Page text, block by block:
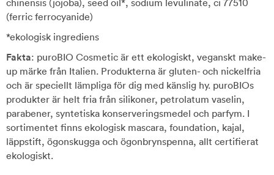
chinensis (jojoba), seed oil*, sodium levulinate, ci 77510
(ferric ferrocyanide)
*ekologisk ingrediens
Fakta: puroBIO Cosmetic är ett ekologiskt, veganskt make-
up märke från Italien. Produkterna är gluten- och nickelfria
och är speciellt lämpliga för dig med känslig hy. puroBIOs
produkter är helt fria från silikoner, petrolatum vaselin,
parabener, syntetiska konserveringsmedel och parfym. I
sortimentet finns ekologisk mascara, foundation, kajal,
läppstift, ögonskugga och ögonbrynspenna, allt certifierat
ekologiskt.